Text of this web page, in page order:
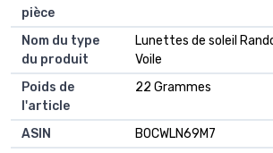
pièce
Nom du type
du produit
Lunettes de soleil
Voile
Poids de
l'article
22 Grammes
ASIN
B0CWLN69M7